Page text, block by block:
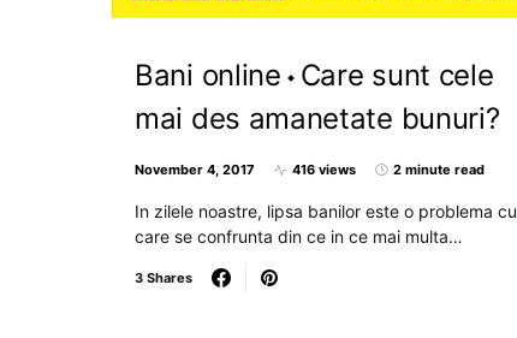
Bani online
Care sunt cele
mai des amanetate bunuri?
November 4, 2017 416 views 2 minute read
In zilele noastre, lipsa banilor este o problema cu
care se confrunta din ce in ce mai multa…
3 Shares